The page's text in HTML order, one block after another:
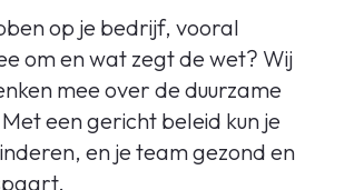
op je bedrijf, vooral
om en wat zegt de wet? Wij
mee over de duurzame
een gericht beleid kun je
en je team gezond en